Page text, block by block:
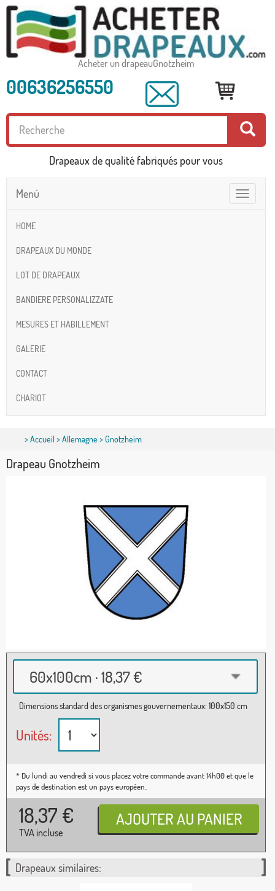
Acheter un drapeauGnotzheim
00636256550
Drapeaux de qualité fabriqués pour vous
Toggle
navigation
Menú
HOME
DRAPEAUX DU MONDE
LOT DE DRAPEAUX
BANDIERE PERSONALIZZATE
MESURES ET HABILLEMENT
GALERIE
CONTACT
CHARIOT
>Accueil>Allemagne > Gnotzheim
Drapeau Gnotzheim
60x100cm · 18,37 €
Dimensions standard des organismes gouvernementaux: 100x150 cm
Unités:
* Du lundi au vendredi si vous placez votre commande avant 14h00 et que le
pays de destination est un pays européen..
18,37 €
TVA incluse
Drapeaux similaires: